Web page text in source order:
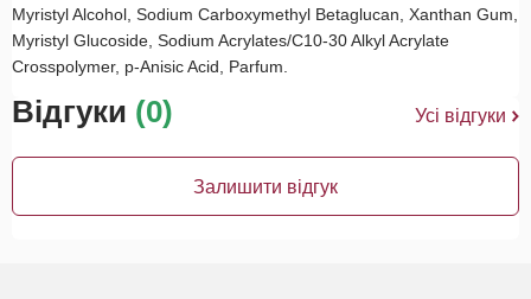
Myristyl Alcohol, Sodium Carboxymethyl Betaglucan, Xanthan Gum,
Myristyl Glucoside, Sodium Acrylates/C10-30 Alkyl Acrylate
Crosspolymer, p-Anisic Acid, Parfum.
Відгуки (0) Усі відгуки
Залишити відгук